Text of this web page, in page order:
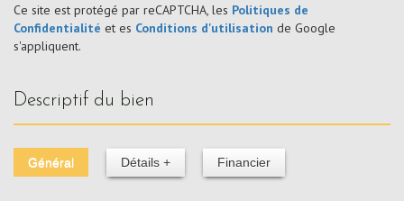
Ce site est protégé par reCAPTCHA, les Politiques de
Confidentialité et es Conditions d'utilisation de Google
s'appliquent.
descriptif du bien
Général Détails + Financier